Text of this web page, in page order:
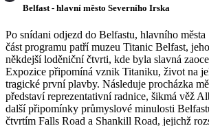
Belfast - hlavní město Severního Irska
Po snídani odjezd do Belfastu, hlavního
část programu patří muzeu Titanic Belfast,
někdejší loděniční čtvrti, kde byla slavná
Expozice připomíná vznik Titaniku, život na
tragické první plavby. Následuje procházka
představí reprezentativní radnice, šikmá věž
další připomínky průmyslové minulosti
čtvrtím Falls Road a Shankill Road, jejichž